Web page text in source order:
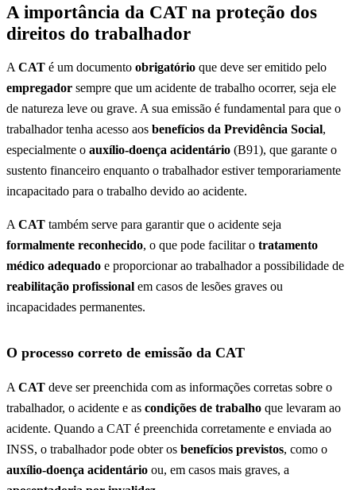
A importância da CAT na proteção dos
direitos do trabalhador
A CAT é um documento obrigatório que deve ser emitido pelo
empregador sempre que um acidente de trabalho ocorrer, seja ele
de natureza leve ou grave. A sua emissão é fundamental para que o
trabalhador tenha acesso aos benefícios da Previdência Social,
especialmente o auxílio-doença acidentário (B91), que garante o
sustento financeiro enquanto o trabalhador estiver temporariamente
incapacitado para o trabalho devido ao acidente.
A CAT também serve para garantir que o acidente seja
formalmente reconhecido, o que pode facilitar o tratamento
médico adequado e proporcionar ao trabalhador a possibilidade de
reabilitação profissional em casos de lesões graves ou
incapacidades permanentes.
O processo correto de emissão da CAT
A CAT deve ser preenchida com as informações corretas sobre o
trabalhador, o acidente e as condições de trabalho que levaram ao
acidente. Quando a CAT é preenchida corretamente e enviada ao
INSS, o trabalhador pode obter os benefícios previstos, como o
auxílio-doença acidentário ou, em casos mais graves, a